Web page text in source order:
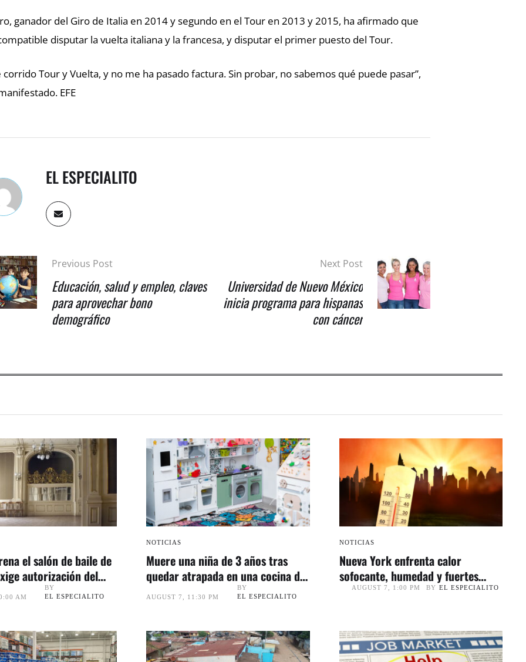
ganador del Giro de Italia en 2014 y segundo en el Tour en 2013 y 2015, ha afirmado que
disputar la vuelta italiana y la francesa, y disputar el primer puesto del Tour.
corrido Tour y Vuelta, y no me ha pasado factura. Sin probar, no sabemos qué puede pasar”,
EFE
EL ESPECIALITO
Previous Post
Educación, salud y empleo, claves
para aprovechar bono
demográfico
Next Post
Universidad de Nuevo México
inicia programa para hispanas
con cáncer
el salón de baile de
autorización del
AM
BY
EL ESPECIALITO
NOTICIAS
Muere una niña de 3 años tras
quedar atrapada en una cocina de
juguete en Florida
AUGUST 7, 11:30 PM
BY
EL ESPECIALITO
NOTICIAS
Nueva York enfrenta calor
sofocante, humedad y fuertes
tormentas durante el fin de
AUGUST 7, 1:00 PM BY EL ESPECIALITO